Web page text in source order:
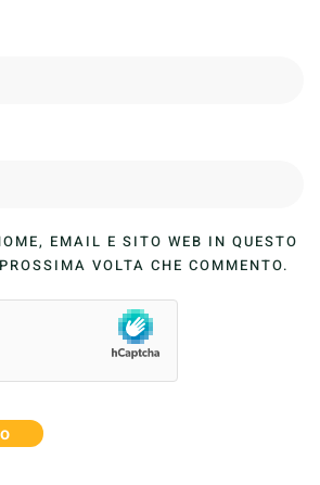
EMAIL E SITO WEB IN QUESTO
VOLTA CHE COMMENTO.